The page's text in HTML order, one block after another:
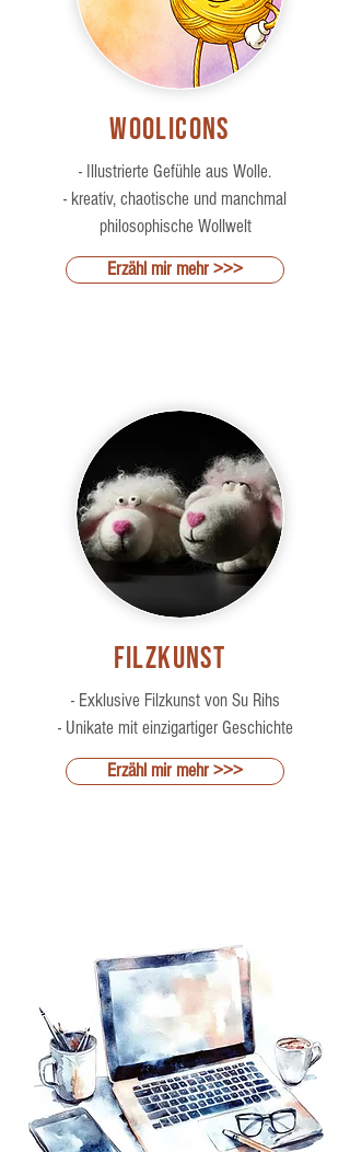
Woolicons
- Illustrierte Gefühle aus Wolle.
- kreativ, chaotische und manchmal
philosophische Wollwelt
Erzähl mir mehr >>>
Filzkunst
- Exklusive Filzkunst von Su Rihs
- Unikate mit einzigartiger Geschichte
Erzähl mir mehr >>>